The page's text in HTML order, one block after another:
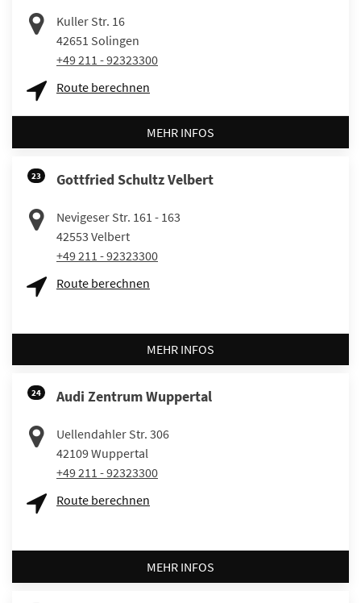
Kuller Str. 16
42651 Solingen
+49 211 - 92323300
Route berechnen
MEHR INFOS
23 Gottfried Schultz Velbert
Nevigeser Str. 161 - 163
42553 Velbert
+49 211 - 92323300
Route berechnen
MEHR INFOS
24 Audi Zentrum Wuppertal
Uellendahler Str. 306
42109Wuppertal
+49 211 - 92323300
Route berechnen
MEHR INFOS